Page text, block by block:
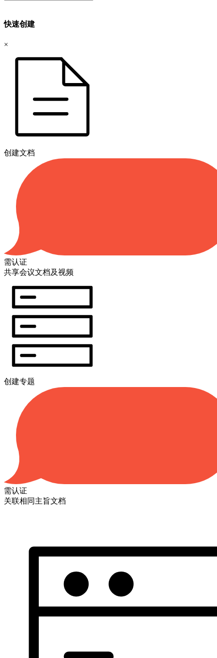
快速创建
×
创建文档
需认证
共享会议文档及视频
创建专题
需认证
关联相同主旨文档